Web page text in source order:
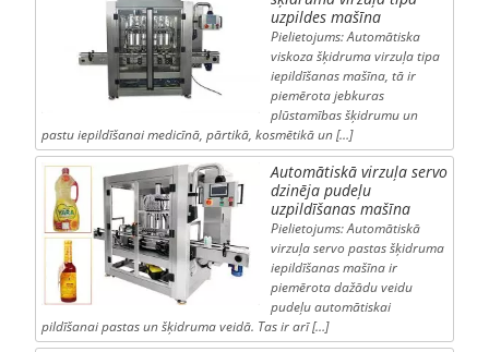
uzpildes mašīna
Pielietojums: Automātiska
viskoza šķidruma virzuļa tipa
iepildīšanas mašīna, tā ir
piemērota jebkuras
plūstamības šķidrumu un
pastu iepildīšanai medicīnā, pārtikā, kosmētikā un […]
Automātiskā virzuļa servo
dzinēja pudeļu
uzpildīšanas mašīna
Pielietojums: Automātiskā
virzuļa servo pastas šķidruma
iepildīšanas mašīna ir
piemērota dažādu veidu
pudeļu automātiskai
pildīšanai pastas un šķidruma veidā. Tas ir arī […]